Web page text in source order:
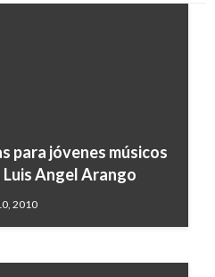
para jóvenes músicos
Angel Arango
2010
Gobierno
a instituciones